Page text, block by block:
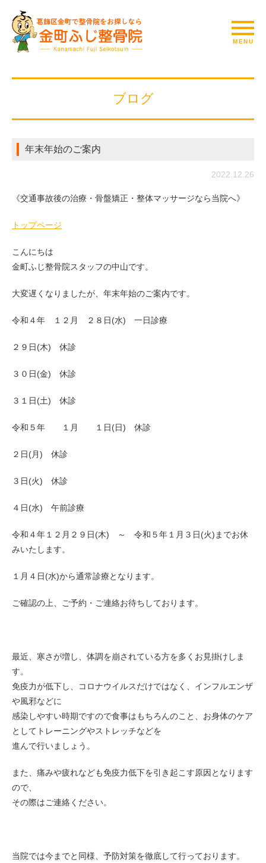
ブログ
年末年始のご案内
2022.12.26
《交通事故後の治療・骨盤矯正・整体マッサージなら当院へ》
トップページ
こんにちは
金町ふじ整骨院スタッフの中山です。
大変遅くなりましたが、年末年始のご案内です。
令和４年 １２月 ２８日(水) 一日診療
２９日(木) 休診
３０日(金) 休診
３１日(土) 休診
令和５年 １月 １日(日) 休診
２日(月) 休診
３日(火) 休診
４日(水) 午前診療
令和４年１２月２９日(木) ～ 令和５年１月３日(火)までお休
みいたします。
１月４日(水)から通常診療となります。
ご確認の上、ご予約・ご連絡お待ちしております。
最近、寒さが増し、体調を崩されている方を多くお見掛けしま
す。
免疫力が低下し、コロナウイルスだけではなく、インフルエンザ
や風邪などに
感染しやすい時期ですので食事はもちろんのこと、お身体のケア
としてトレーニングやストレッチなどを
進んで行いましょう。
また、痛みや疲れなども免疫力低下を引き起こす原因となります
ので、
その際はご連絡ください。
当院では今までと同様、予防対策を徹底して行っております。